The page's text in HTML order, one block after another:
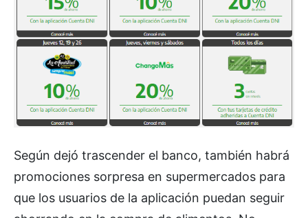
Según dejó trascender el banco, también habrá
promociones sorpresa en supermercados para
que los usuarios de la aplicación puedan seguir